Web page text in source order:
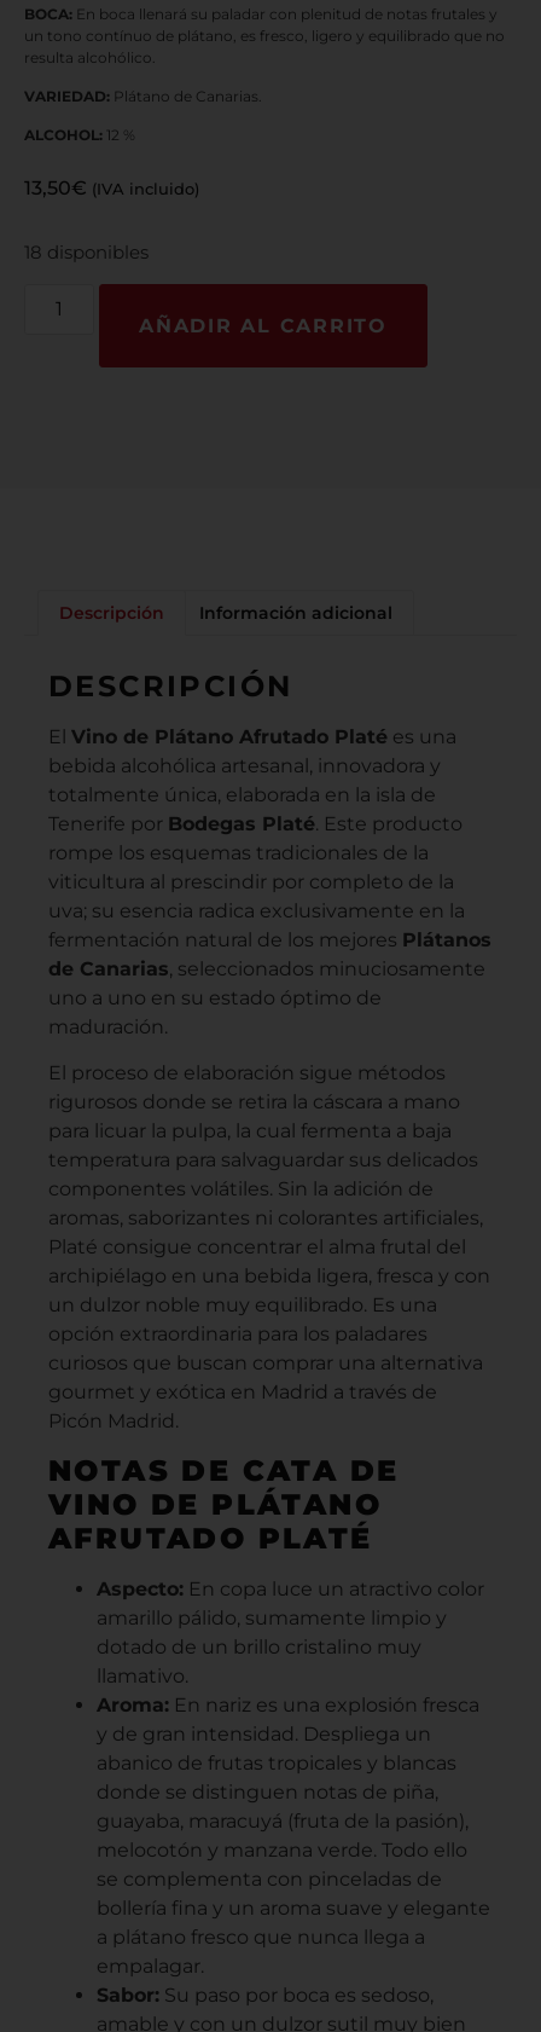
BOCA: En boca llenará su paladar con plenitud de notas frutales y
un tono contínuo de plátano, es fresco, ligero y equilibrado que no
resulta alcohólico.
VARIEDAD: Plátano de Canarias.
ALCOHOL: 12 %
13,50€ (IVA incluido)
18 disponibles
AÑADIR AL CARRITO
Descripción Información adicional
DESCRIPCIÓN
El Vino de Plátano Afrutado Platé es una
bebida alcohólica artesanal, innovadora y
totalmente única, elaborada en la isla de
Tenerife por Bodegas Platé. Este producto
rompe los esquemas tradicionales de la
viticultura al prescindir por completo de la
uva; su esencia radica exclusivamente en la
fermentación natural de los mejores Plátanos
de Canarias, seleccionados minuciosamente
uno a uno en su estado óptimo de
maduración.
El proceso de elaboración sigue métodos
rigurosos donde se retira la cáscara a mano
para licuar la pulpa, la cual fermenta a baja
temperatura para salvaguardar sus delicados
componentes volátiles. Sin la adición de
aromas, saborizantes ni colorantes artificiales,
Platé consigue concentrar el alma frutal del
archipiélago en una bebida ligera, fresca y con
un dulzor noble muy equilibrado. Es una
opción extraordinaria para los paladares
curiosos que buscan comprar una alternativa
gourmet y exótica en Madrid a través de
Picón Madrid.
NOTAS DE CATA DE
VINO DE PLÁTANO
AFRUTADO PLATÉ
Aspecto: En copa luce un atractivo color
amarillo pálido, sumamente limpio y
dotado de un brillo cristalino muy
llamativo.
Aroma: En nariz es una explosión fresca
y de gran intensidad. Despliega un
abanico de frutas tropicales y blancas
donde se distinguen notas de piña,
guayaba, maracuyá (fruta de la pasión),
melocotón y manzana verde. Todo ello
se complementa con pinceladas de
bollería fina y un aroma suave y elegante
a plátano fresco que nunca llega a
empalagar.
Sabor: Su paso por boca es sedoso,
amable y con un dulzor sutil muy bien